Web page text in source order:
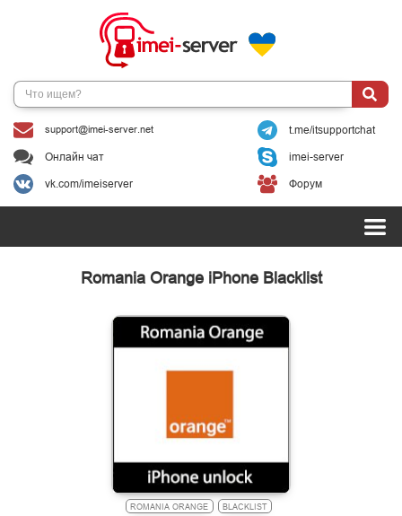
support@imei-server.net t.me/itsupportchat
Онлайн чат imei-server
vk.com/imeiserver Форум
Romania Orange iPhone Blacklist
ROMANIA ORANGE BLACKLIST